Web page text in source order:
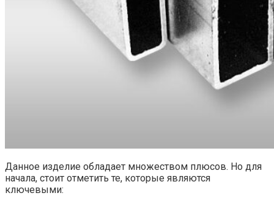
Данное изделие обладает множеством плюсов. Но для
начала, стоит отметить те, которые являются
ключевыми: